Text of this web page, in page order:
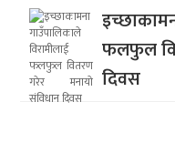
फलफुल
दिवस